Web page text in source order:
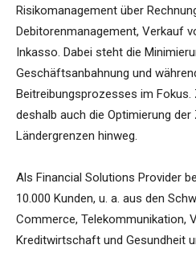
Risikomanagement über
Debitorenmanagement, Verkauf
Inkasso. Dabei steht die
Geschäftsanbahnung und
Beitreibungsprozesses im
deshalb auch die Optimierung
Ländergrenzen hinweg.
Als Financial Solutions Provider
10.000 Kunden, u. a. aus den
Commerce, Telekommunikation,
Kreditwirtschaft und Gesundheit